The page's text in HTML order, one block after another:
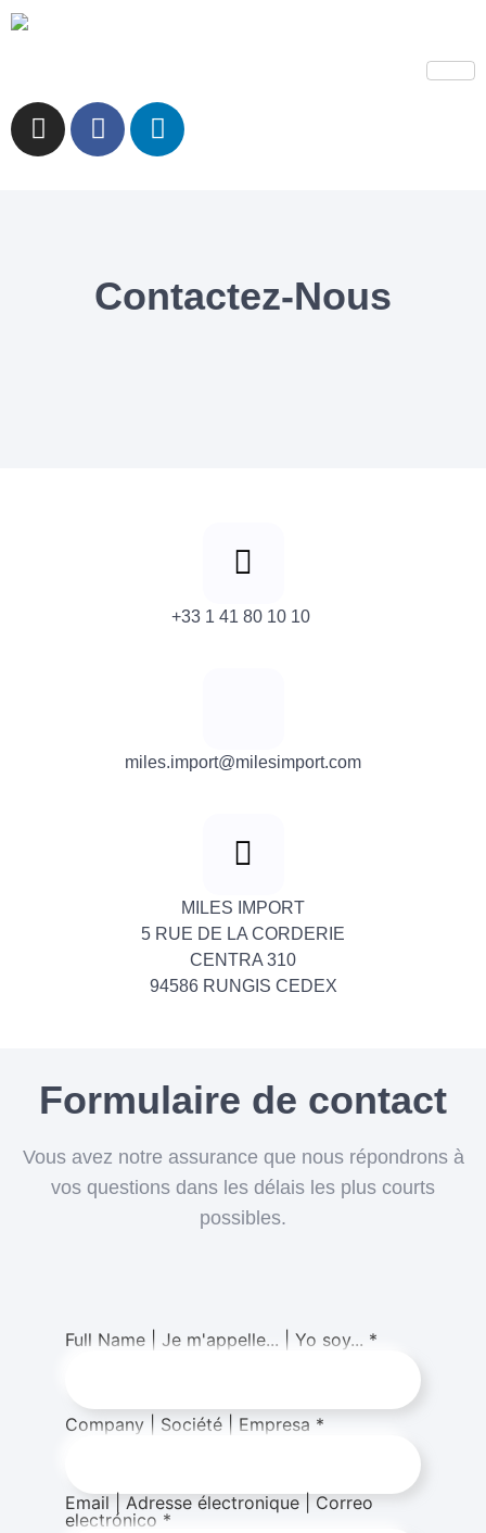
Contactez-Nous
+33 1 41 80 10 10
miles.import@milesimport.com
MILES IMPORT
5 RUE DE LA CORDERIE
CENTRA 310
94586 RUNGIS CEDEX
Formulaire de contact
Vous avez notre assurance que nous répondrons à
vos questions dans les délais les plus courts
possibles.
Full Name | Je m'appelle... | Yo soy... *
Company | Société | Empresa *
Email | Adresse électronique | Correo
electrónico *